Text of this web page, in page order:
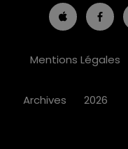
Mentions Légales
Archives 2026